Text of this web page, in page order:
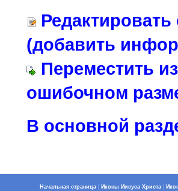
(добавить
Переместить
ошибочном
В основной
Начальная страница| Иконы Иисуса Христа|